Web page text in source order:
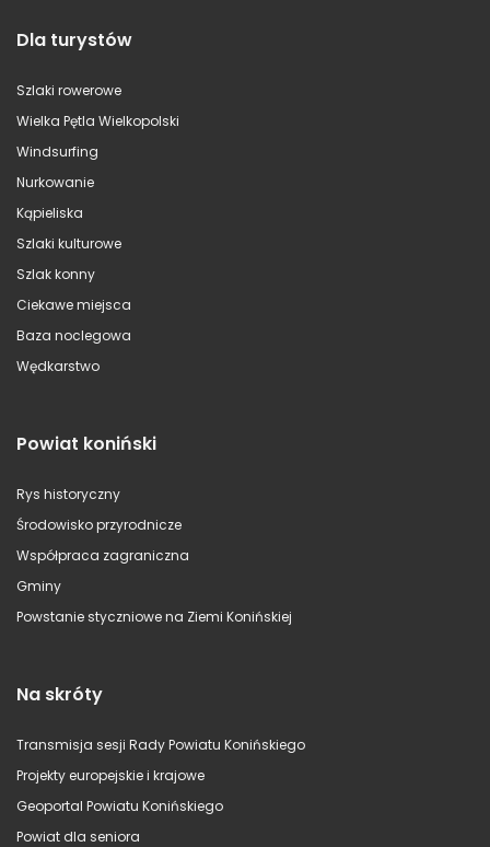
Dla turystów
Szlaki rowerowe
Wielka Pętla Wielkopolski
Windsurfing
Nurkowanie
Kąpieliska
Szlaki kulturowe
Szlak konny
Ciekawe miejsca
Baza noclegowa
Wędkarstwo
Powiat koniński
Rys historyczny
Środowisko przyrodnicze
Współpraca zagraniczna
Gminy
Powstanie styczniowe na Ziemi Konińskiej
Na skróty
Transmisja sesji Rady Powiatu Konińskiego
Projekty europejskie i krajowe
Geoportal Powiatu Konińskiego
Powiat dla seniora